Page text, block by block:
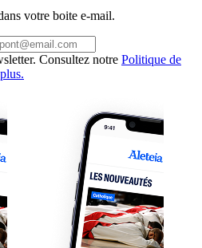
votre boite e-mail.
Consultez notre Politique de